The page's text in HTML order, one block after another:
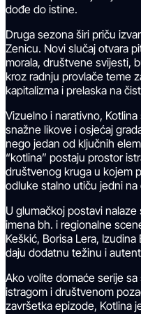
dođe do istine.
Druga sezona širi priču
Zenicu. Novi slučaj otvara
morala, društvene svijesti,
kroz radnju provlače teme
kapitalizma i prelaska na
Vizuelno i narativno,
snažne likove i osjećaj
nego jedan od ključnih
“kotlina” postaju prostor
društvenog kruga u kojem
odluke stalno utiču jedni na
U glumačkoj postavi
imena bh. i regionalne
Keškić, Borisa Lera,
daju dodatnu težinu i
Ako volite domaće serije
istragom i društvenom
završetka epizode, Kotlina